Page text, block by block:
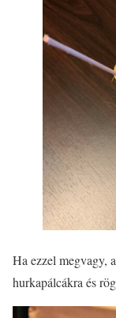
Ha ezzel megvagy,
hurkapálcákra és